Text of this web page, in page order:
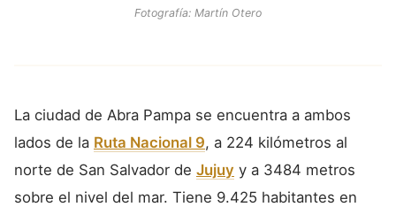
Fotografía: Martín Otero
La ciudad de Abra Pampa se encuentra a ambos
lados de la Ruta Nacional 9, a 224 kilómetros al
norte de San Salvador de Jujuy y a 3484 metros
sobre el nivel del mar. Tiene 9.425 habitantes en